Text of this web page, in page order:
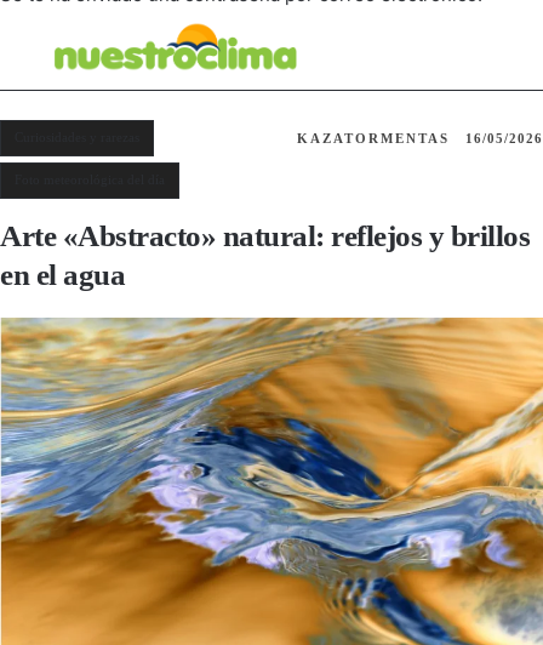
KAZATORMENTAS 16/05/2026
Arte «Abstracto» natural: reflejos y brillos
en el agua